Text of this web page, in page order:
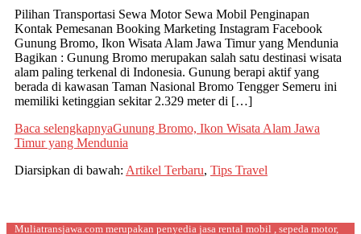
Pilihan Transportasi Sewa Motor Sewa Mobil Penginapan
Kontak Pemesanan Booking Marketing Instagram Facebook
Gunung Bromo, Ikon Wisata Alam Jawa Timur yang Mendunia
Bagikan : Gunung Bromo merupakan salah satu destinasi wisata
alam paling terkenal di Indonesia. Gunung berapi aktif yang
berada di kawasan Taman Nasional Bromo Tengger Semeru ini
memiliki ketinggian sekitar 2.329 meter di […]
Baca selengkapnyaGunung Bromo, Ikon Wisata Alam Jawa
Timur yang Mendunia
Diarsipkan di bawah: Artikel Terbaru, Tips Travel
Muliatransjawa.com merupakan penyedia jasa rental mobil , sepeda motor,